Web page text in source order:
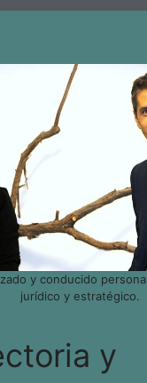
y conducido
jurídico y estratégico.
y